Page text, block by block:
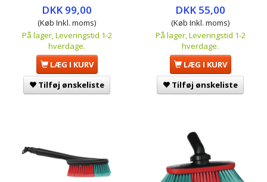
DKK 99,00
(Køb Inkl. moms)
På lager, Leveringstid 1-2
hverdage.
LÆG I KURV
Tilføj ønskeliste
DKK 55,00
(Køb Inkl. moms)
På lager, Leveringstid 1-2
hverdage.
LÆG I KURV
Tilføj ønskeliste